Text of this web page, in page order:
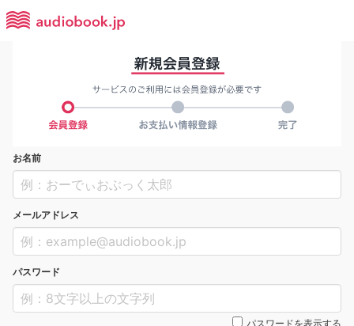
お名前
メールアドレス
パスワード
パスワードを表示する